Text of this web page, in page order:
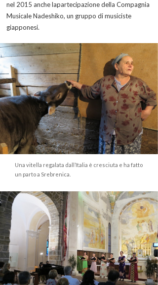
nel 2015 anche lapartecipazione della Compagnia
Musicale Nadeshiko, un gruppo di musiciste
giapponesi.
Una vitella regalata dall’Italia è cresciuta e ha fatto
un parto a Srebrenica.